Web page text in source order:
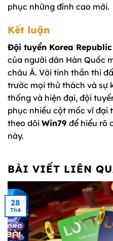
phục những đỉnh cao mới.
Kết luận
Đội tuyển Korea Republic
của người dân Hàn Quốc
châu Á. Với tinh thần thi
trước mọi thử thách và sự
thống và hiện đại, đội
phục nhiều cột mốc vĩ đại
theo dõi Win79 để hiểu rõ
này.
BÀI VIẾT LIÊN
28
Th4